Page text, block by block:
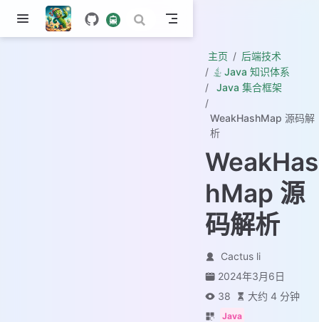
主页
后端技术
Java 知识体系
Java 集合框架
WeakHashMap 源码解
析
WeakHas
hMap 源
码解析
Cactus li
2024年3月6日
38
大约 4 分钟
Java